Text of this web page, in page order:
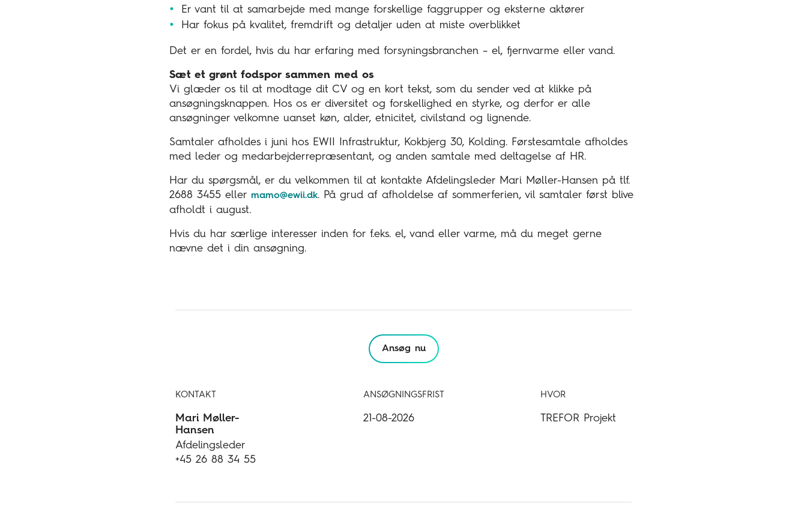
Er vant til at samarbejde med mange forskellige faggrupper og eksterne aktører
Har fokus på kvalitet, fremdrift og detaljer uden at miste overblikket
Det er en fordel, hvis du har erfaring med forsyningsbranchen – el, fjernvarme eller vand.
Sæt et grønt fodspor sammen med os
Vi glæder os til at modtage dit CV og en kort tekst, som du sender ved at klikke på
ansøgningsknappen. Hos os er diversitet og forskellighed en styrke, og derfor er alle
ansøgninger velkomne uanset køn, alder, etnicitet, civilstand og lignende.
Samtaler afholdes i juni hos EWII Infrastruktur, Kokbjerg 30, Kolding. Førstesamtale afholdes
med leder og medarbejderrepræsentant, og anden samtale med deltagelse af HR.
Har du spørgsmål, er du velkommen til at kontakte Afdelingsleder Mari Møller-Hansen på tlf.
2688 3455 eller mamo@ewii.dk. På grud af afholdelse af sommerferien, vil samtaler først blive
afholdt i august.
Hvis du har særlige interesser inden for f.eks. el, vand eller varme, må du meget gerne
nævne det i din ansøgning.
Ansøg nu
KONTAKT
Mari Møller-
Hansen
Afdelingsleder
+45 26 88 34 55
ANSØGNINGSFRIST
21-08-2026
HVOR
TREFOR Projekt